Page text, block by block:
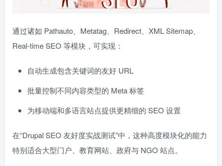
通过诸如 Pathauto、Metatag、Redirect、XML Sitemap、
Real-time SEO 等模块，可实现：
自动生成包含关键词的友好 URL
批量控制不同内容类型的 Meta 标签
为移动端和多语言站点提供更精细的 SEO 设置
在“Drupal SEO 友好度实战测试”中，这种高度模块化的能力
特别适合大型门户、教育网站、政府与 NGO 站点。